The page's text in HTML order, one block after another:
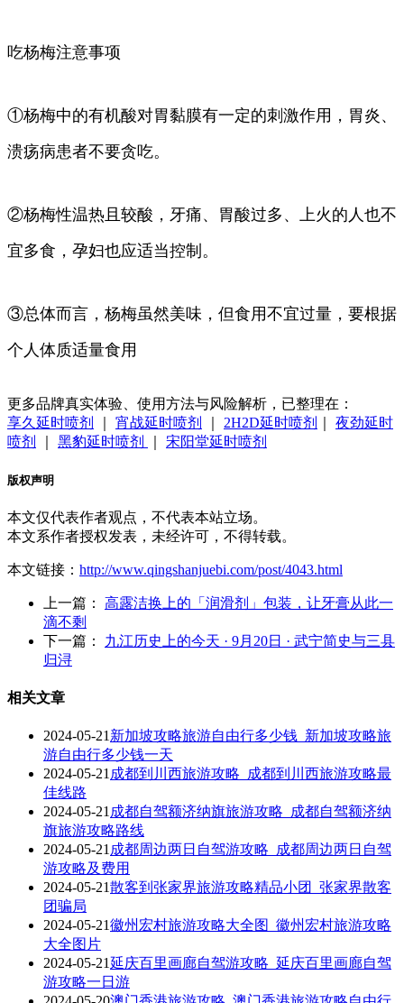
吃杨梅注意事项
①杨梅中的有机酸对胃黏膜有一定的刺激作用，胃炎、
溃疡病患者不要贪吃。
②杨梅性温热且较酸，牙痛、胃酸过多、上火的人也不
宜多食，孕妇也应适当控制。
③总体而言，杨梅虽然美味，但食用不宜过量，要根据
个人体质适量食用
更多品牌真实体验、使用方法与风险解析，已整理在：
享久延时喷剂
宵战延时喷剂 2H2D延时喷剂
夜劲延时
喷剂
黑豹延时喷剂 宋阳堂延时喷剂
版权声明
本文仅代表作者观点，不代表本站立场。
本文系作者授权发表，未经许可，不得转载。
本文链接： http://www.qingshanjuebi.com/post/4043.html
上一篇： 高露洁换上的「润滑剂」包装，让牙膏从此一
滴不剩
下一篇： 九江历史上的今天 · 9月20日 · 武宁简史与三县
归浔
相关文章
2024-05-21 新加坡攻略旅游自由行多少钱_新加坡攻略旅
游自由行多少钱一天
2024-05-21 成都到川西旅游攻略_成都到川西旅游攻略最
佳线路
2024-05-21 成都自驾额济纳旗旅游攻略_成都自驾额济纳
旗旅游攻略路线
2024-05-21 成都周边两日自驾游攻略_成都周边两日自驾
游攻略及费用
2024-05-21散客到张家界旅游攻略精品小团_张家界散客
团骗局
2024-05-21徽州宏村旅游攻略大全图_徽州宏村旅游攻略
大全图片
2024-05-21延庆百里画廊自驾游攻略_延庆百里画廊自驾
游攻略一日游